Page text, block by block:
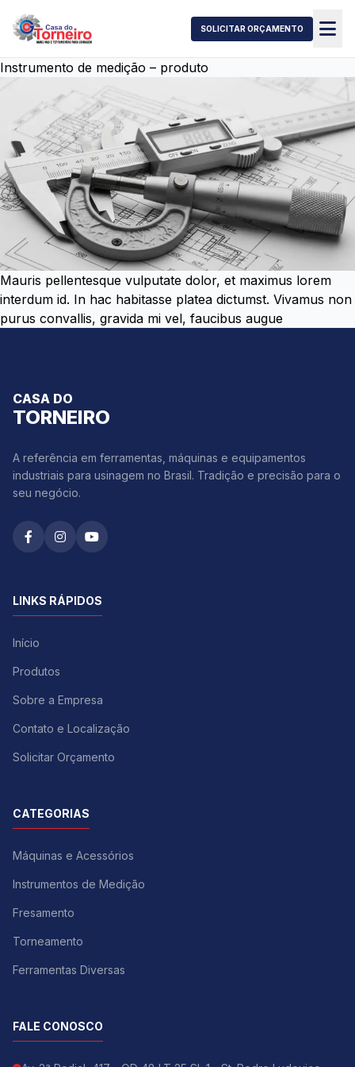
SOLICITAR ORÇAMENTO
Instrumento de medição – produto
Mauris pellentesque vulputate dolor, et maximus lorem
interdum id. In hac habitasse platea dictumst. Vivamus non
purus convallis, gravida mi vel, faucibus augue
CASA DO
TORNEIRO
A referência em ferramentas, máquinas e equipamentos
industriais para usinagem no Brasil. Tradição e precisão para o
seu negócio.
LINKS RÁPIDOS
Início
Produtos
Sobre a Empresa
Contato e Localização
Solicitar Orçamento
CATEGORIAS
Máquinas e Acessórios
Instrumentos de Medição
Fresamento
Torneamento
Ferramentas Diversas
FALE CONOSCO